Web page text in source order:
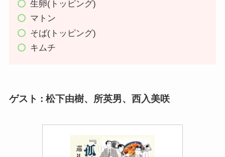
生卵(トッピング)
マトン
そば(トッピング)
キムチ
ゲスト : 松下由樹、所英男、西入美咲